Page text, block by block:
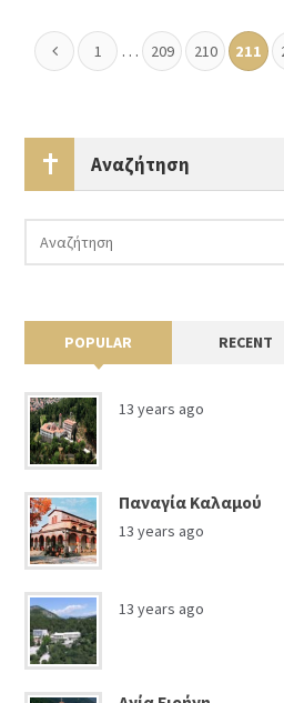
1 … 209 210 211
Αναζήτηση
POPULAR RECENT
13 years ago
Παναγία Καλαμού
13 years ago
13 years ago